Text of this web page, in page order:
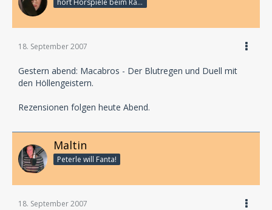
hört Hörspiele beim Rasenmähen
18. September 2007
Gestern abend: Macabros - Der Blutregen und Duell mit
den Höllengeistern.
Rezensionen folgen heute Abend.
Maltin
Peterle will Fanta!
18. September 2007